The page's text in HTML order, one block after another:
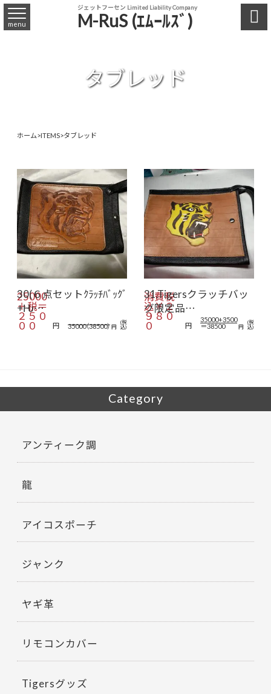
ジェットフーセン Limited Liability Company
M-RuS (ｴﾑｰﾙｽﾞ)
menu 
タブレッド
ホーム>ITEMS>タブレッド
30(６点セットｸﾗｯﾁﾊﾞｯｸﾞ
+Ƕ…
35000（38500）円
(税
込)
25000
＋税＝
２５０
００ 円
31.Tigersクラッチバッ
グ限定品…
35000+3500
＝38500 円
(税
込)
消費税
込￥２
９８０
０ 円
Category
アンティーク調
龍
アイコスポーチ
ジャンク
ヤギ革
リモコンカバー
Tigersグッズ